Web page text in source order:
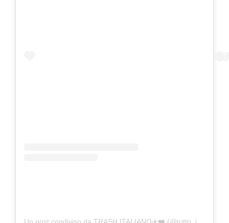
Un post condiviso da TRASH ITALIANO✈️❤️ (@tutto_il_trash_italiano)